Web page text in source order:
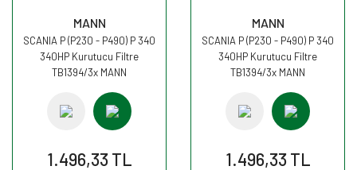
MANN
SCANIA P (P230 - P490) P 340
340HP Kurutucu Filtre
TB1394/3x MANN
1.496,33 TL
MANN
SCANIA P (P230 - P490) P 340
340HP Kurutucu Filtre
TB1394/3x MANN
1.496,33 TL